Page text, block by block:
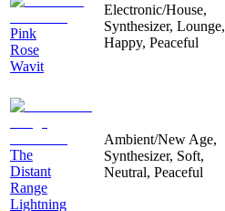
Pink
Rose
Wavit
Electronic/House,
Synthesizer, Lounge,
Happy, Peaceful
The
Distant
Range
Lightning
Ambient/New Age,
Synthesizer, Soft,
Neutral, Peaceful